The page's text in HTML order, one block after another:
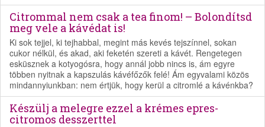
Citrommal nem csak a tea finom! – Bolondítsd
meg vele a kávédat is!
Ki sok tejjel, ki tejhabbal, megint más kevés tejszínnel, sokan
cukor nélkül, és akad, aki feketén szereti a kávét. Rengetegen
esküsznek a kotyogósra, hogy annál jobb nincs is, ám egyre
többen nyitnak a kapszulás kávéfőzők felé! Ám egyvalami közös
mindannyiunkban: nem értjük, hogy kerül a citromlé a kávénkba?
Készülj a melegre ezzel a krémes epres-
citromos desszerttel